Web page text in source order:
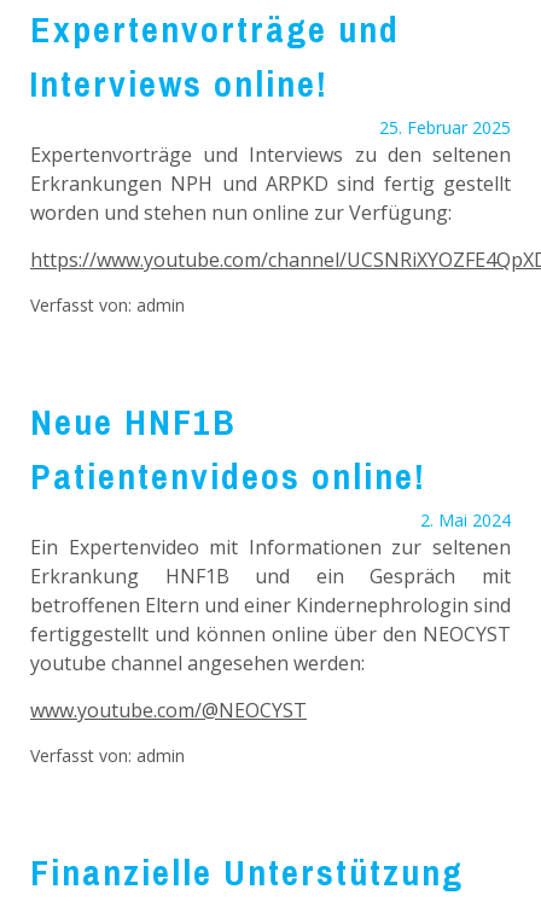
Expertenvorträge und
Interviews online!
25. Februar 2025
Expertenvorträge und Interviews zu den seltenen
Erkrankungen NPH und ARPKD sind fertig gestellt
worden und stehen nun online zur Verfügung:
https://www.youtube.com/channel/
Verfasst von: admin
Neue HNF1B
Patientenvideos online!
2. Mai 2024
Ein Expertenvideo mit Informationen zur seltenen
Erkrankung HNF1B und ein Gespräch mit
betroffenen Eltern und einer Kindernephrologin sind
fertiggestellt und können online über den NEOCYST
youtube channel angesehen werden:
www.youtube.com/@NEOCYST
Verfasst von: admin
Finanzielle Unterstützung